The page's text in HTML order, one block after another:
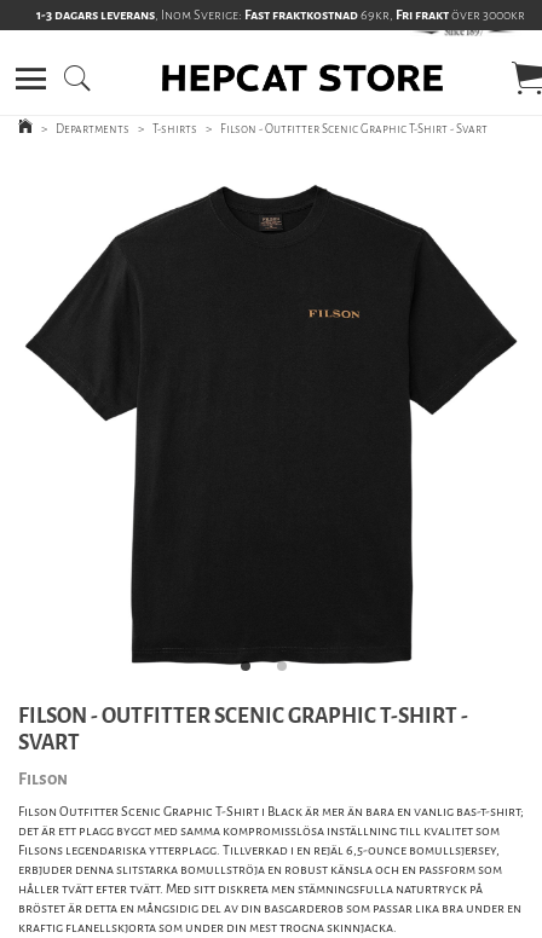
1-3 dagars leverans, Inom Sverige: Fast fraktkostnad69kr, Fri fraktöver 3000kr
> Departments > T-shirts > Filson - Outfitter Scenic Graphic T-Shirt - Svart
FILSON - OUTFITTER SCENIC GRAPHIC T-SHIRT -
SVART
Filson
Filson Outfitter Scenic Graphic T-Shirt i Black är mer än bara en vanlig bas-t-shirt;
det är ett plagg byggt med samma kompromisslösa inställning till kvalitet som
Filsons legendariska ytterplagg. Tillverkad i en rejäl 6,5-ounce bomullsjersey,
erbjuder denna slitstarka bomullströja en robust känsla och en passform som
håller tvätt efter tvätt. Med sitt diskreta men stämningsfulla naturtryck på
bröstet är detta en mångsidig del av din basgarderob som passar lika bra under en
kraftig flanellskjorta som under din mest trogna skinnjacka.